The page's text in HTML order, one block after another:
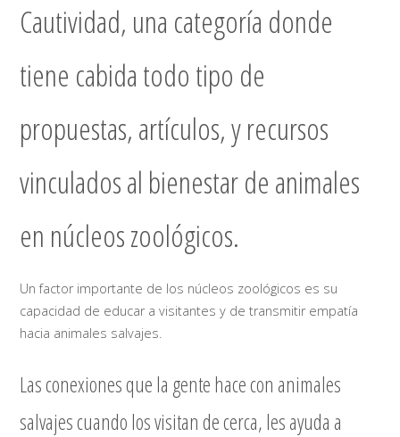
Cautividad, una categoría donde
tiene cabida todo tipo de
propuestas, artículos, y recursos
vinculados al bienestar de animales
en núcleos zoológicos.
Un factor importante de los núcleos zoológicos es su
capacidad de educar a visitantes y de transmitir empatía
hacia animales salvajes.
Las conexiones que la gente hace con animales
salvajes cuando los visitan de cerca, les ayuda a